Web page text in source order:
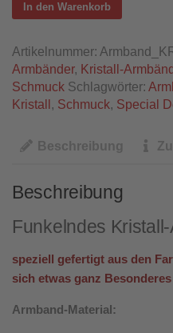
In den Warenkorb
Artikelnummer:
Armbänder, Kristall-
Schmuck Schlagwörter:
Kristall , Schmuck, Special
Beschreibung
Beschreibung
Funkelndes
speziell gefertigt aus den
sich etwas ganz
Armband-Material: